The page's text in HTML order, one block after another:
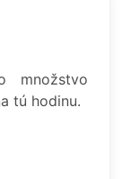
množstvo
tú hodinu.